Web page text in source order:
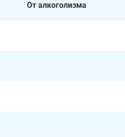
От алкоголизма